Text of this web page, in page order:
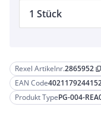
Rexel Artikelnr.2865952 content_copy
EAN Code
Produkt TypePG-004-
1 Stück